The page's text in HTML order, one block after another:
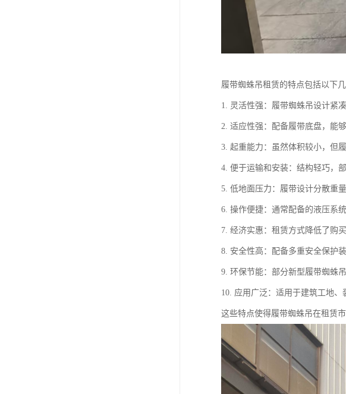
履带蜘蛛吊租赁的特点包括以下几
1. 灵活性强：履带蜘蛛吊设计紧
2. 适应性强：配备履带底盘，能
3. 起重能力：虽然体积较小，但
4. 便于运输和安装：结构轻巧，
5. 低地面压力：履带设计分散重
6. 操作便捷：通常配备的液压系
7. 经济实惠：租赁方式降低了购
8. 安全性高：配备多重安全保护
9. 环保节能：部分新型履带蜘蛛
10. 应用广泛：适用于建筑工地
这些特点使得履带蜘蛛吊在租赁